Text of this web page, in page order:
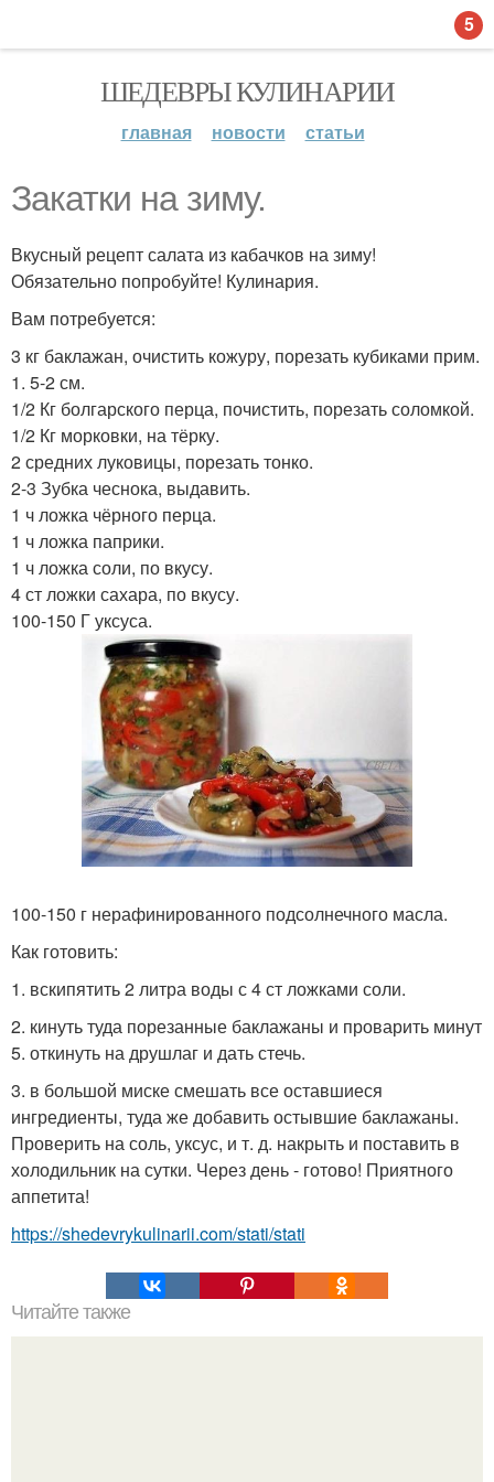
ШЕДЕВРЫ КУЛИНАРИИ
главная новости статьи
Закатки на зиму.
Вкусный рецепт салата из кабачков на зиму!
Обязательно попробуйте! Кулинария.
Вам потребуется:
3 кг баклажан, очистить кожуру, порезать кубиками прим.
1. 5-2 см.
1/2 Кг болгарского перца, почистить, порезать соломкой.
1/2 Кг морковки, на тёрку.
2 средних луковицы, порезать тонко.
2-3 Зубка чеснока, выдавить.
1 ч ложка чёрного перца.
1 ч ложка паприки.
1 ч ложка соли, по вкусу.
4 ст ложки сахара, по вкусу.
100-150 Г уксуса.
100-150 г нерафинированного подсолнечного масла.
Как готовить:
1. вскипятить 2 литра воды с 4 ст ложками соли.
2. кинуть туда порезанные баклажаны и проварить минут
5. откинуть на друшлаг и дать стечь.
3. в большой миске смешать все оставшиеся
ингредиенты, туда же добавить остывшие баклажаны.
Проверить на соль, уксус, и т. д. накрыть и поставить в
холодильник на сутки. Через день - готово! Приятного
аппетита!
https://shedevrykulinarii.com/stati/stati
Читайте также
5